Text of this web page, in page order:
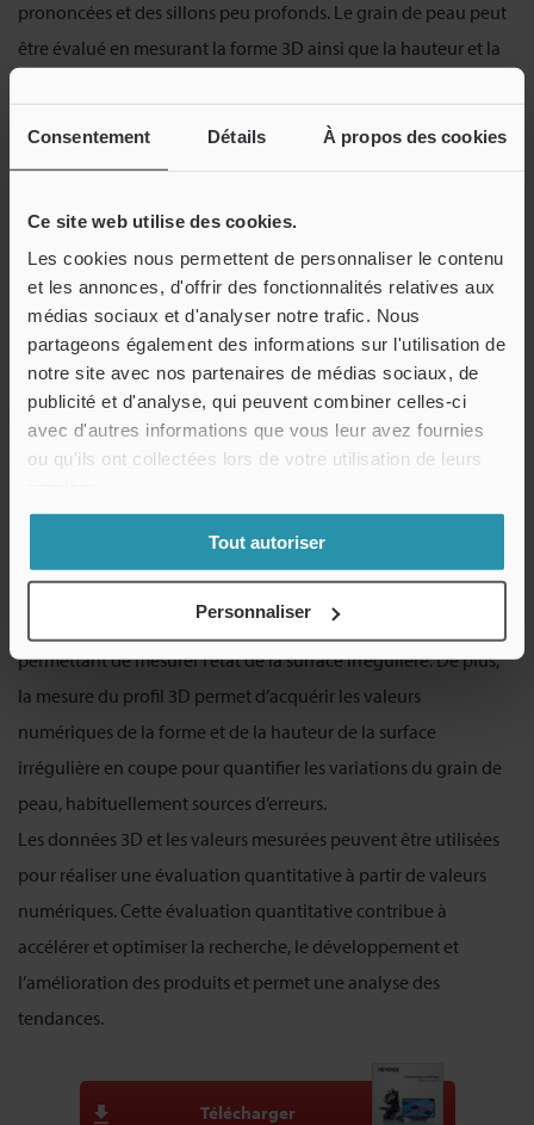
Consentement Détails À propos des cookies
Ce site web utilise des cookies.
Les cookies nous permettent de personnaliser le contenu
et les annonces, d'offrir des fonctionnalités relatives aux
médias sociaux et d'analyser notre trafic. Nous
partageons également des informations sur l'utilisation de
notre site avec nos partenaires de médias sociaux, de
publicité et d'analyse, qui peuvent combiner celles-ci
avec d'autres informations que vous leur avez fournies
ou qu'ils ont collectées lors de votre utilisation de leurs
Tout autoriser
Personnaliser
prononcées et des sillons peu profonds. Le grain de peau peut
être évalué en mesurant la forme 3D ainsi que la hauteur et la
résultats mesurés en valeurs numériques.
Forme et profil 3D de la surface de la peau
Avec le microscope numérique 4K Série VHX, les données 3D de
la cible sont obtenues simultanément à la capture d’image,
permettant de mesurer l’état de la surface irrégulière. De plus,
la mesure du profil 3D permet d’acquérir les valeurs
numériques de la forme et de la hauteur de la surface
irrégulière en coupe pour quantifier les variations du grain de
peau, habituellement sources d’erreurs.
Les données 3D et les valeurs mesurées peuvent être utilisées
pour réaliser une évaluation quantitative à partir de valeurs
numériques. Cette évaluation quantitative contribue à
accélérer et optimiser la recherche, le développement et
l’amélioration des produits et permet une analyse des
tendances.
Télécharger